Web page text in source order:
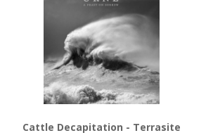
Cattle Decapitation - Terrasite